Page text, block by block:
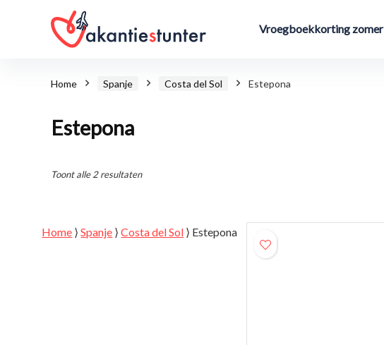
Vroegboekkorting zomer
Home Spanje Costa del Sol Estepona
Estepona
Toont alle 2 resultaten
Home ⟩Spanje ⟩Costa del Sol ⟩ Estepona